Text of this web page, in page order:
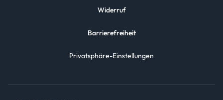
Widerruf
Barrierefreiheit
Privatsphäre-Einstellungen